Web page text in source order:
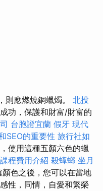
則應燃燒銅蠟燭。 北投
功，保護和財富/財富的
台胞證宜蘭 假牙 現代
SEO的重要性 旅行社如
使用這種五顏六色的蠟
程費用介紹 殺蟑螂 坐月
色之後，您可以在當地
性，同情，自愛和繁榮